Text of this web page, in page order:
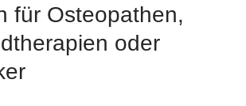
für Osteopathen,
oder